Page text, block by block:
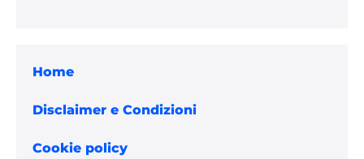
Home
Disclaimer e Condizioni
Cookie policy